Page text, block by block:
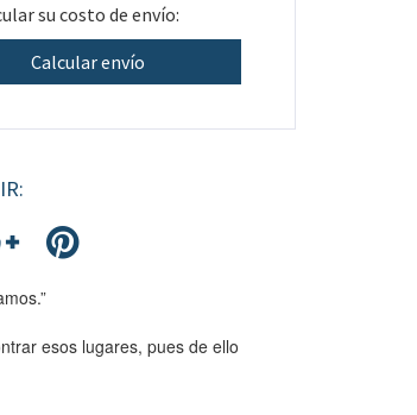
su costo de envío:
Calcular envío
esos lugares, pues de ello